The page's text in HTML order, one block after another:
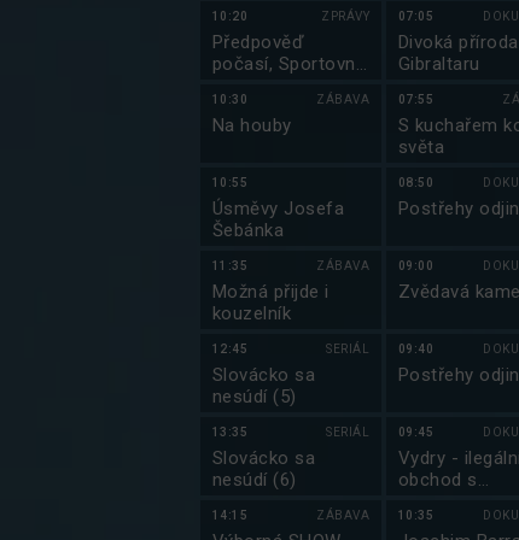
10:20 ZPRÁVY
Předpověď
počasí, Sportovní
regionech plus
10:30 ZÁBAVA
Na houby
10:55
Úsměvy Josefa
Šebánka
11:35 ZÁBAVA
Možná přijde i
kouzelník
12:45 SERIÁL
Slovácko sa
nesúdí (5)
13:35 SERIÁL
Slovácko sa
nesúdí (6)
14:15 ZÁBAVA
07:05
Divoká příroda
Gibraltaru
07:55
S kuchařem
světa
08:50
Postřehy
09:00
Zvědavá
09:40
Postřehy
09:45
Vydry -
obchod s
10:35